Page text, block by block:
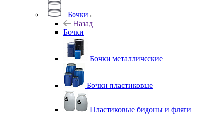
Бочки
Назад
Бочки
Бочки металлические
Бочки пластиковые
Пластиковые бидоны и фляги